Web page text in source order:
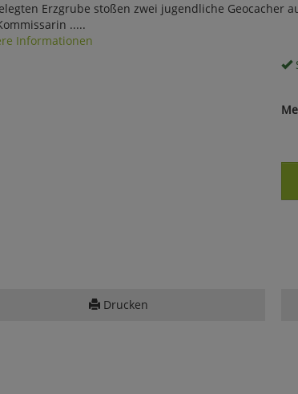
Erzgrube stoßen zwei jugendliche Geocacher
.....
Informationen
Drucken